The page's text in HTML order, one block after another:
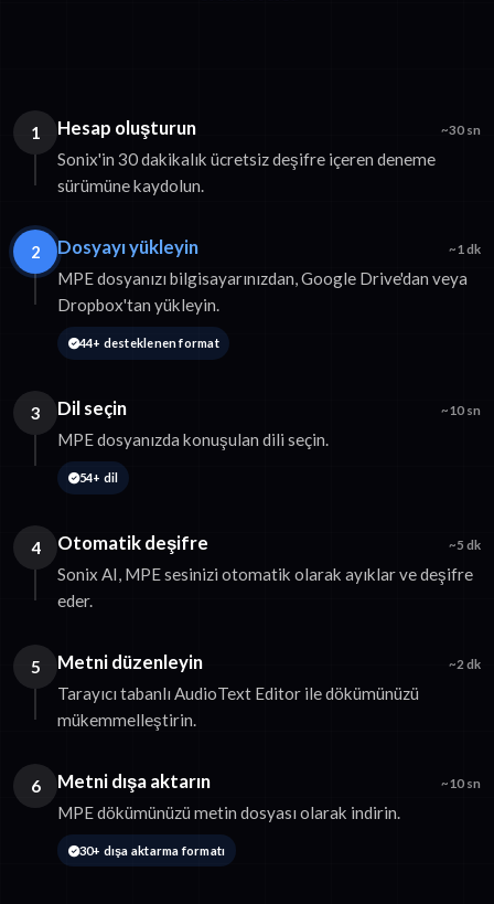
1 Hesap oluşturun ~30 sn
Sonix'in 30 dakikalık ücretsiz deşifre içeren deneme
sürümüne kaydolun.
2 Dosyayı yükleyin ~1 dk
MPE dosyanızı bilgisayarınızdan, Google Drive'dan veya
Dropbox'tan yükleyin.
44+ desteklenen format
3 Dil seçin ~10 sn
MPE dosyanızda konuşulan dili seçin.
54+ dil
4 Otomatik deşifre ~5 dk
Sonix AI, MPE sesinizi otomatik olarak ayıklar ve deşifre
eder.
5 Metni düzenleyin ~2 dk
Tarayıcı tabanlı AudioText Editor ile dökümünüzü
mükemmelleştirin.
6 Metni dışa aktarın ~10 sn
MPE dökümünüzü metin dosyası olarak indirin.
30+ dışa aktarma formatı